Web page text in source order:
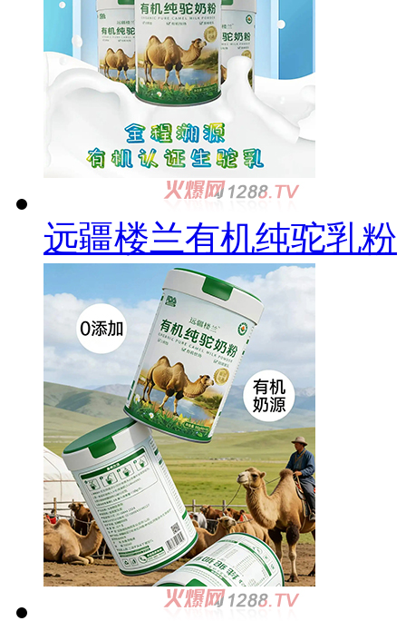
远疆楼兰有机纯驼乳粉